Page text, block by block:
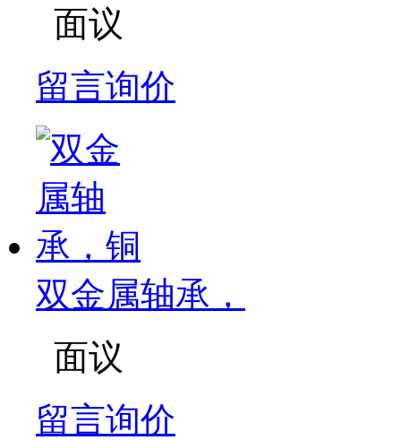
面议
留言询价
双金属轴承，
面议
留言询价